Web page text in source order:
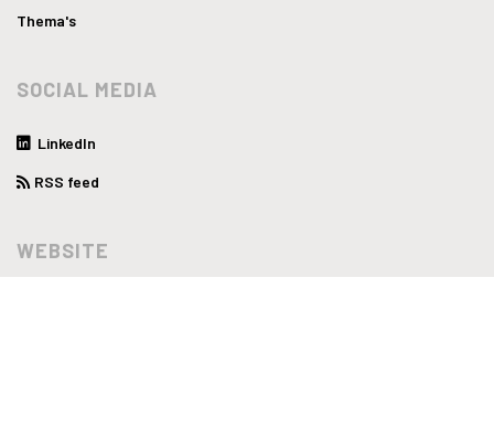
Thema's
SOCIAL MEDIA
LinkedIn
RSS feed
WEBSITE